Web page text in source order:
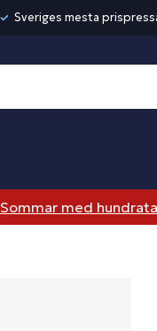
Sveriges mesta
Sommar med